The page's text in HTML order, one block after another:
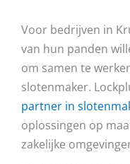
Voor bedrijven in
van hun panden
om samen te
slotenmaker.
partner in
oplossingen op
zakelijke